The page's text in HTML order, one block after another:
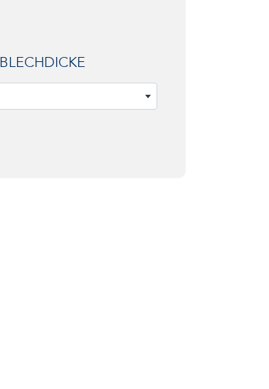
BLECHDICKE